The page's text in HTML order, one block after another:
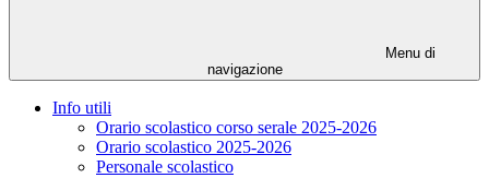
Menu di
navigazione
Info utili
Orario scolastico corso serale 2025-2026
Orario scolastico 2025-2026
Personale scolastico